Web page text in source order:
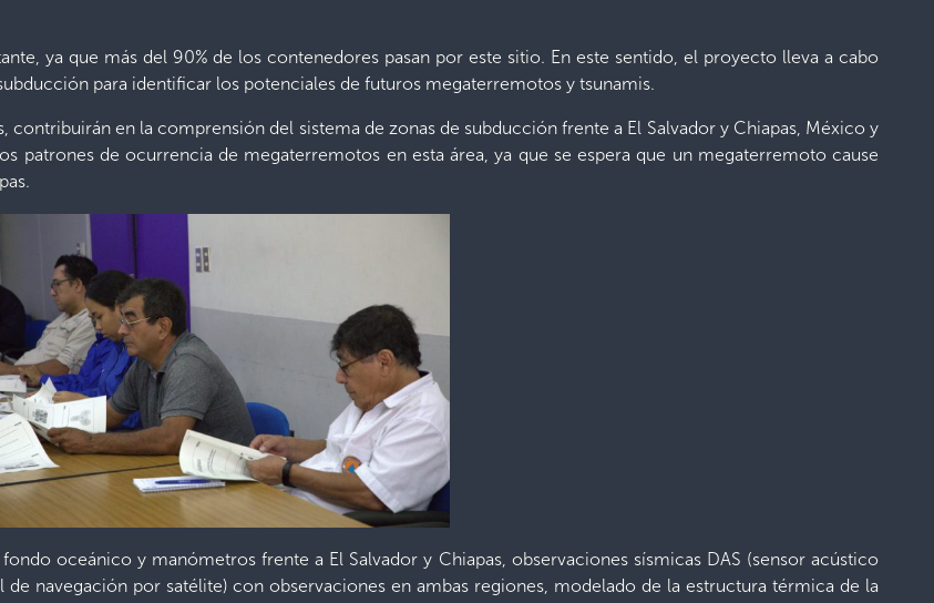
ya que más del 90% de los contenedores pasan por este sitio. En este sentido, el proyecto lleva a cabo
para identificar los potenciales de futuros megaterremotos y tsunamis.
en la comprensión del sistema de zonas de subducción frente a El Salvador y Chiapas, México y
patrones de ocurrencia de megaterremotos en esta área, ya que se espera que un megaterremoto cause
oceánico y manómetros frente a El Salvador y Chiapas, observaciones sísmicas DAS (sensor acústico
navegación por satélite) con observaciones en ambas regiones, modelado de la estructura térmica de la